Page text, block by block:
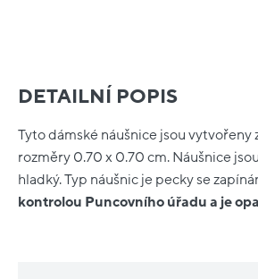
DETAILNÍ POPIS
Tyto dámské náušnice jsou vytvořeny
rozměry 0.70 x 0.70 cm. Náušnice
hladký. Typ náušnic je pecky se
kontrolou Puncovního úřadu a je